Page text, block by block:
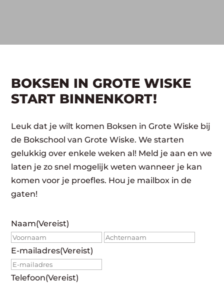
BOKSEN IN GROTE WISKE
START BINNENKORT!
Leuk dat je wilt komen Boksen in Grote Wiske bij
de Bokschool van Grote Wiske. We starten
gelukkig over enkele weken al! Meld je aan en we
laten je zo snel mogelijk weten wanneer je kan
komen voor je proefles. Hou je mailbox in de
gaten!
Naam(Vereist)
Voornaam
E-mailadres(Vereist)
Telefoon(Vereist)